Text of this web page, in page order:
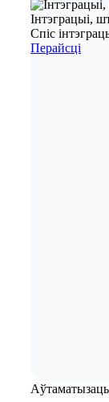
Інтэграцыі,
Спіс
Перайсці